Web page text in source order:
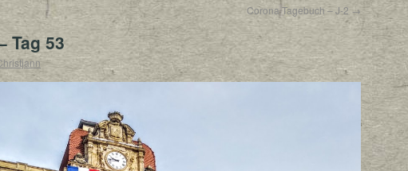
Corona Tagebuch – J-2 →
Tag 53